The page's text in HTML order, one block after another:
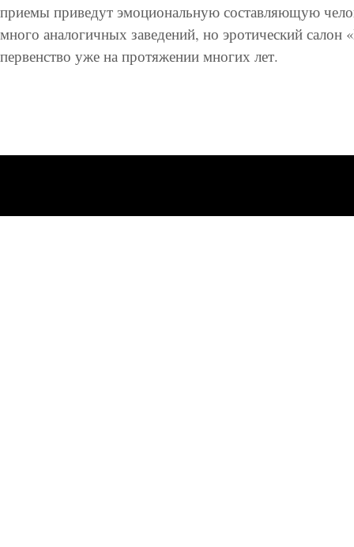
приемы приведут эмоциональную составляющую
много аналогичных заведений, но эротический салон
первенство уже на протяжении многих лет.